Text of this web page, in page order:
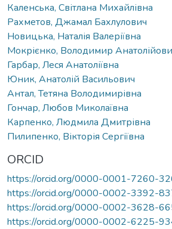
Каленська, Світлана Михайлівна
Рахметов, Джамал Бахлулович
Новицька, Наталія Валеріївна
Мокрієнко, Володимир
Гарбар, Леся Анатоліївна
Юник, Анатолій Васильович
Антал, Тетяна Володимирівна
Гончар, Любов Миколаївна
Карпенко, Людмила Дмитрівна
Пилипенко, Вікторія Сергіївна
ORCID
https://orcid.org/0000-0001-7260-
https://orcid.org/0000-0002-3392-
https://orcid.org/0000-0002-3628-
https://orcid.org/0000-0002-6225-